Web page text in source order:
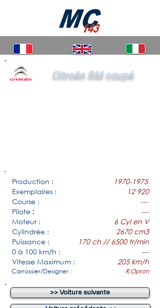
Citroën SM coupé
Production :
1970-1975
Exemplaires :
12 920
Course :
---
Pilote :
---
Moteur :
6 Cyl en V
Cylindrée :
2670 cm3
Puissance :
170 ch // 6500 tr/min
0 à 100 km/h :
---
Vitesse Maximum :
205 km/h
Carrossier/Designer : R.Opron
>> Voiture suivante